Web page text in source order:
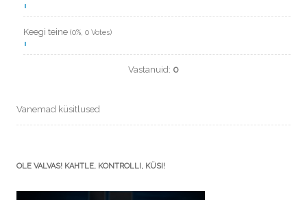
Keegi teine (0%, 0 Votes)
Vastanuid: 0
Vanemad küsitlused
OLE VALVAS! KAHTLE, KONTROLLI, KÜSI!